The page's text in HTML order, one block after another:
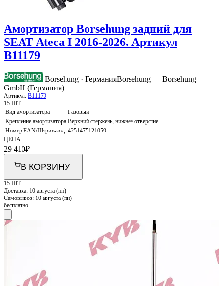
Амортизатор Borsehung задний для
SEAT Ateca I 2016-2026. Артикул
B11179
Borsehung · ГерманияBorsehung — Borsehung
GmbH (Германия)
Артикул: B11179
15 ШТ
Вид амортизатора
Газовый
Крепление амортизатора Верхний стержень, нижнее отверстие
Номер EAN/Штрих-код 4251475121059
ЦЕНА
29 410₽
В КОРЗИНУ
15 ШТ
Доставка: 10 августа (пн)
Самовывоз: 10 августа (пн)
бесплатно